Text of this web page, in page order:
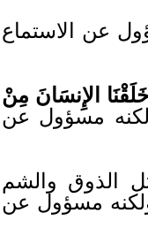
عن الاستماع
خَلَقْنَا الإِنسَانَ مِنْ
مسؤول عن
الذوق والشم
مسؤول عن